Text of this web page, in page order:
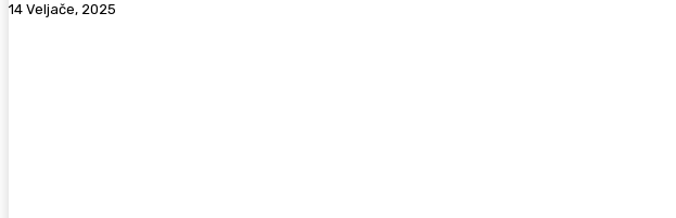
14 Veljače, 2025